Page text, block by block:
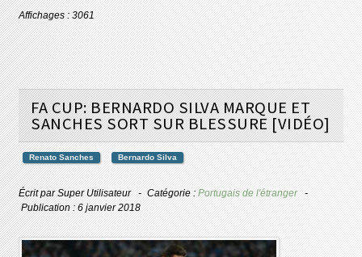
Affichages : 3061
FA CUP: BERNARDO SILVA MARQUE ET
SANCHES SORT SUR BLESSURE [VIDÉO]
Renato Sanches Bernardo Silva
Écrit parSuper Utilisateur Catégorie :Portugais de l'étranger
Publication : 6 janvier 2018